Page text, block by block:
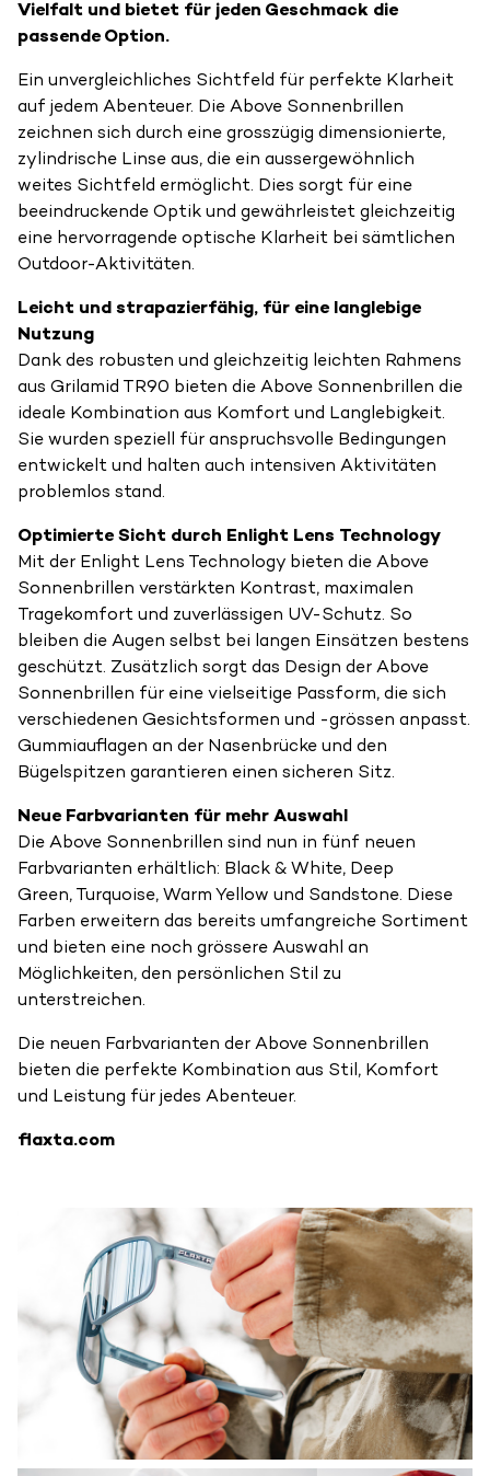
Vielfalt und bietet für jeden Geschmack die
passende Option.
Ein unvergleichliches Sichtfeld für perfekte Klarheit
auf jedem Abenteuer. Die Above Sonnenbrillen
zeichnen sich durch eine grosszügig dimensionierte,
zylindrische Linse aus, die ein aussergewöhnlich
weites Sichtfeld ermöglicht. Dies sorgt für eine
beeindruckende Optik und gewährleistet gleichzeitig
eine hervorragende optische Klarheit bei sämtlichen
Outdoor-Aktivitäten.
Leicht und strapazierfähig, für eine langlebige
Nutzung
Dank des robusten und gleichzeitig leichten Rahmens
aus Grilamid TR90 bieten die Above Sonnenbrillen die
ideale Kombination aus Komfort und Langlebigkeit.
Sie wurden speziell für anspruchsvolle Bedingungen
entwickelt und halten auch intensiven Aktivitäten
problemlos stand.
Optimierte Sicht durch Enlight Lens Technology
Mit der Enlight Lens Technology bieten die Above
Sonnenbrillen verstärkten Kontrast, maximalen
Tragekomfort und zuverlässigen UV-Schutz. So
bleiben die Augen selbst bei langen Einsätzen bestens
geschützt. Zusätzlich sorgt das Design der Above
Sonnenbrillen für eine vielseitige Passform, die sich
verschiedenen Gesichtsformen und -grössen anpasst.
Gummiauflagen an der Nasenbrücke und den
Bügelspitzen garantieren einen sicheren Sitz.
Neue Farbvarianten für mehr Auswahl
Die Above Sonnenbrillen sind nun in fünf neuen
Farbvarianten erhältlich: Black & White, Deep
Green, Turquoise, Warm Yellow und Sandstone. Diese
Farben erweitern das bereits umfangreiche Sortiment
und bieten eine noch grössere Auswahl an
Möglichkeiten, den persönlichen Stil zu
unterstreichen.
Die neuen Farbvarianten der Above Sonnenbrillen
bieten die perfekte Kombination aus Stil, Komfort
und Leistung für jedes Abenteuer.
flaxta.com